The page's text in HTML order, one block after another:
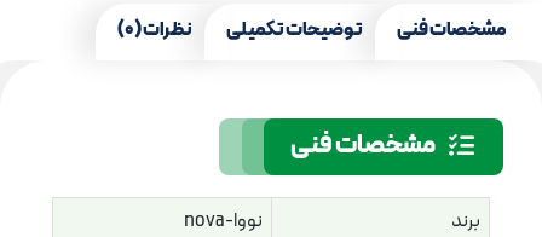
مشخصات فنی توضیحات تکمیلی نظرات (0)
مشخصات فنی
برند
نووا-nova